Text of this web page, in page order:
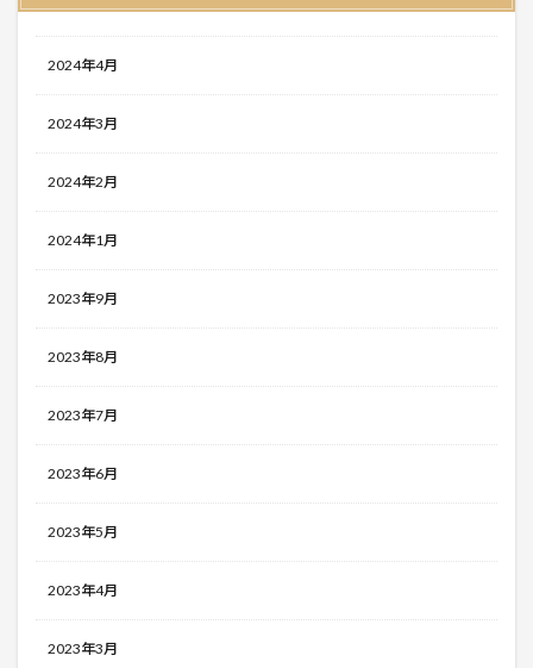
2024年4月
2024年3月
2024年2月
2024年1月
2023年9月
2023年8月
2023年7月
2023年6月
2023年5月
2023年4月
2023年3月